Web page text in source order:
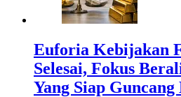
Euforia Kebijakan
Selesai, Fokus
Yang Siap Guncang